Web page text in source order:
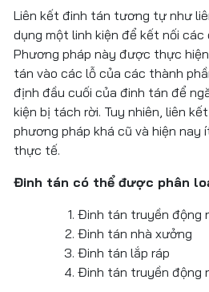
DỊCH VỤ TƯ VẤN
VẤN HOÀN THIỆN PHÁP LÝ DỰ ÁN XÂY
DỊCH VỤ TƯ VẤN THIẾT KẾ
NĂNG LỰC SẢN XUẤT KẾT
NĂNG LỰC SẢN XUẤT
Liên kết đinh tán tương tự như
dụng một linh kiện để kết nối các
Phương pháp này được thực
tán vào các lỗ của các thành
định đầu cuối của đinh tán để
kiện bị tách rời. Tuy nhiên, liên
phương pháp khá cũ và hiện nay
thực tế.
Đinh tán có thể được phân
Đinh tán truyền động
Đinh tán nhà xưởng
Đinh tán lắp ráp
Đinh tán truyền động